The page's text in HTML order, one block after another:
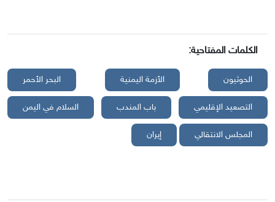
الكلمات المفتاحية:
الحوثيون الأزمة اليمنية البحر الأحمر
التصعيد الإقليمي باب المندب السلام في اليمن
المجلس الانتقالي إيران